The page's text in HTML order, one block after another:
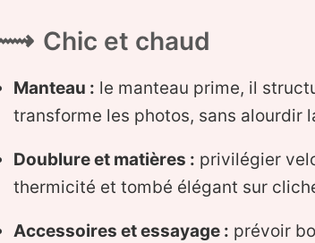
Chic et chaud
Manteau : le manteau prime, il
transforme les photos, sans alourdir
Doublure et matières : privilégier
thermicité et tombé élégant sur
Accessoires et essayage : prévoir